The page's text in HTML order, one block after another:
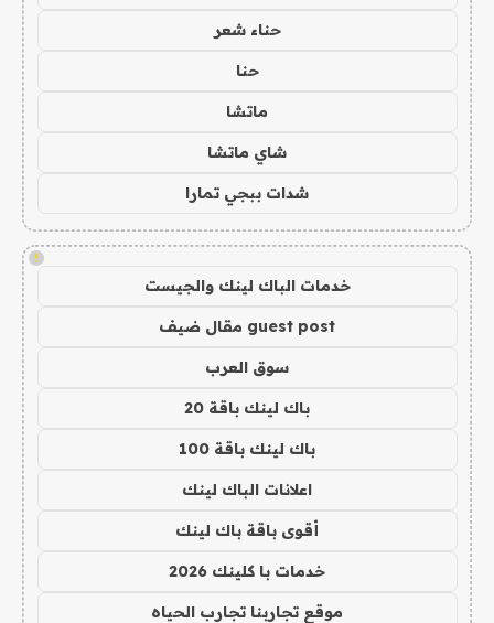
حناء شعر
حنا
ماتشا
شاي ماتشا
شدات ببجي تمارا
!
خدمات الباك لينك والجيست
guest post مقال ضيف
سوق العرب
باك لينك باقة 20
باك لينك باقة 100
اعلانات الباك لينك
أقوى باقة باك لينك
خدمات با كلينك 2026
موقع تجاربنا تجارب الحياه